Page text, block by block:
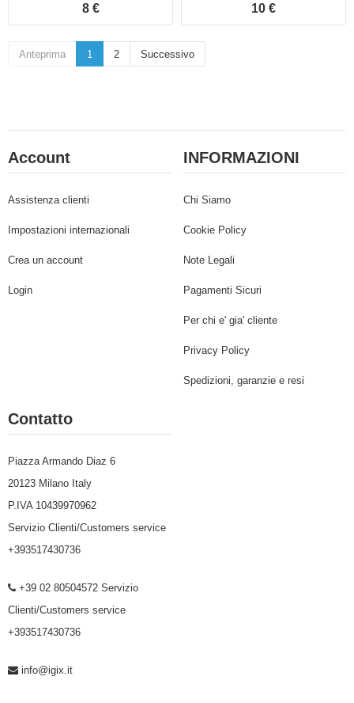
8 € 10 €
Anteprima 1 2 Successivo
Account
Assistenza clienti
Impostazioni internazionali
Crea un account
Login
INFORMAZIONI
Chi Siamo
Cookie Policy
Note Legali
Pagamenti Sicuri
Per chi e' gia' cliente
Privacy Policy
Spedizioni, garanzie e resi
Contatto
Piazza Armando Diaz 6
20123 Milano Italy
P.IVA 10439970962
Servizio Clienti/Customers service
+393517430736
+39 02 80504572 Servizio
Clienti/Customers service
+393517430736
info@igix.it